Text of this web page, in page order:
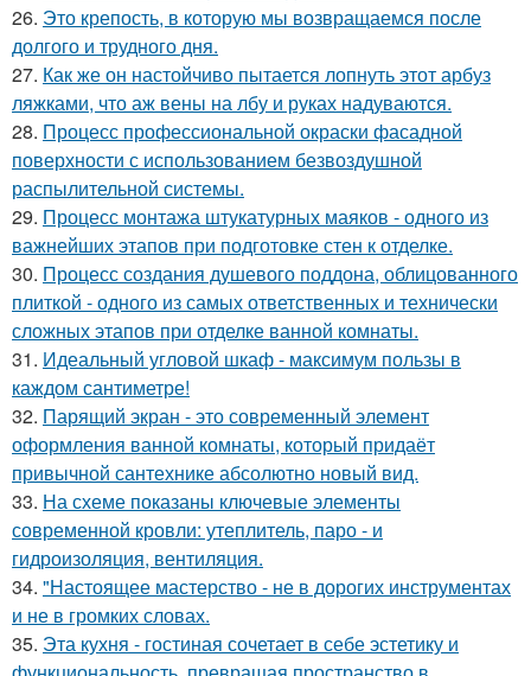
26. Это крепость, в которую мы возвращаемся после
долгого и трудного дня.
27. Как же он настойчиво пытается лопнуть этот арбуз
ляжками, что аж вены на лбу и руках надуваются.
28. Процесс профессиональной окраски фасадной
поверхности с использованием безвоздушной
распылительной системы.
29. Процесс монтажа штукатурных маяков - одного из
важнейших этапов при подготовке стен к отделке.
30. Процесс создания душевого поддона, облицованного
плиткой - одного из самых ответственных и технически
сложных этапов при отделке ванной комнаты.
31. Идеальный угловой шкаф - максимум пользы в
каждом сантиметре!
32. Парящий экран - это современный элемент
оформления ванной комнаты, который придаёт
привычной сантехнике абсолютно новый вид.
33. На схеме показаны ключевые элементы
современной кровли: утеплитель, паро - и
гидроизоляция, вентиляция.
34. "Настоящее мастерство - не в дорогих инструментах
и не в громких словах.
35. Эта кухня - гостиная сочетает в себе эстетику и